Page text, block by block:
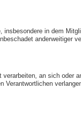
in dem
anderweitiger
an sich oder
Verantwortlichen